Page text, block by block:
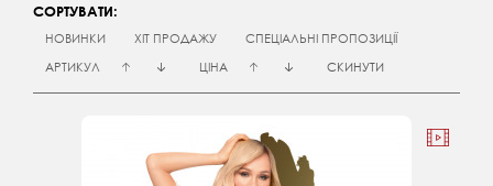
СОРТУВАТИ:
НОВИНКИ
ХІТ ПРОДАЖУ
СПЕЦІАЛЬНІ ПРОПОЗИЦІЇ
АРТИКУЛ
ЦІНА СКИНУТИ